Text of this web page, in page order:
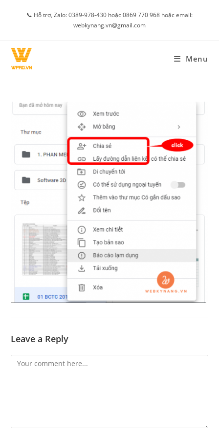
📞 Hỗ trợ, Zalo: 0389-978-430 hoặc 0869 770 968 hoặc email:
webkynang.vn@gmail.com
Menu
Leave a Reply
Comment